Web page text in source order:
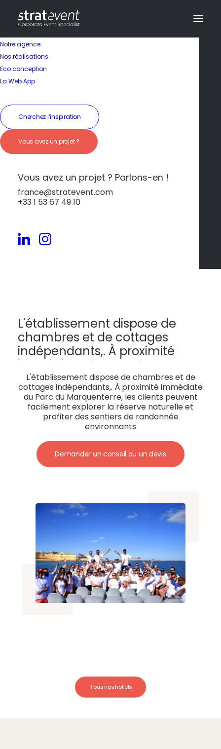
Notre agence
Nos réalisations
Eco conception
La Web App
Cherchez l’inspiration
Vous avez un projet ?
Vous avez un projet ? Parlons-en !
france@stratevent.com
+33 1 53 67 49 10
Séjour nature au
cœur de la Baie de
Somme
L'établissement dispose de
chambres et de cottages
indépendants,. À proximité
immédiate du Parc du
Marquenterre, les clients
peuvent facilement explorer la
réserve naturelle et profiter des
sentiers de randonnée
environnants
L'établissement dispose de chambres et de
cottages indépendants,. À proximité immédiate
du Parc du Marquenterre, les clients peuvent
facilement explorer la réserve naturelle et
profiter des sentiers de randonnée
environnants
Demander un conseil ou un devis
Tous nos hotels